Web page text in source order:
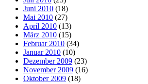
Juni 2010 (18)
Mai 2010 (27)
April 2010 (13)
März 2010 (15)
Februar 2010 (34)
Januar 2010 (10)
Dezember 2009 (23)
November 2009 (16)
Oktober 2009 (18)